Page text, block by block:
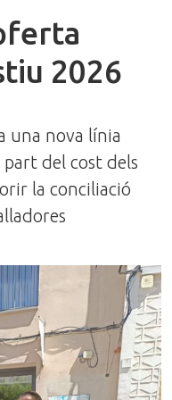
2026
una nova línia
del cost dels
la conciliació